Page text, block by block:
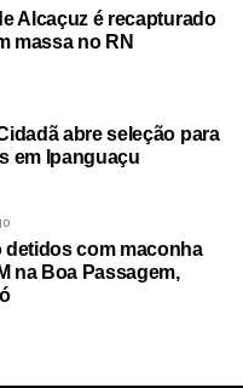
Alcaçuz é recapturado
massa no RN
abre seleção para
em Ipanguaçu
detidos com maconha
na Boa Passagem,